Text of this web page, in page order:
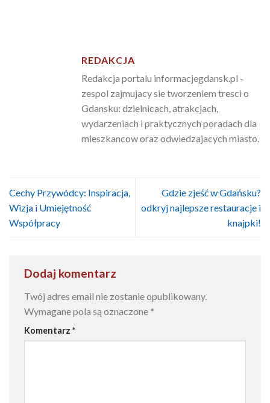
REDAKCJA
Redakcja portalu informacjegdansk.pl -
zespol zajmujacy sie tworzeniem tresci o
Gdansku: dzielnicach, atrakcjach,
wydarzeniach i praktycznych poradach dla
mieszkancow oraz odwiedzajacych miasto.
Cechy Przywódcy: Inspiracja,
Wizja i Umiejętność
Współpracy
Gdzie zjeść w Gdańsku?
odkryj najlepsze restauracje i
knajpki!
Dodaj komentarz
Twój adres email nie zostanie opublikowany.
Wymagane pola są oznaczone *
Komentarz *